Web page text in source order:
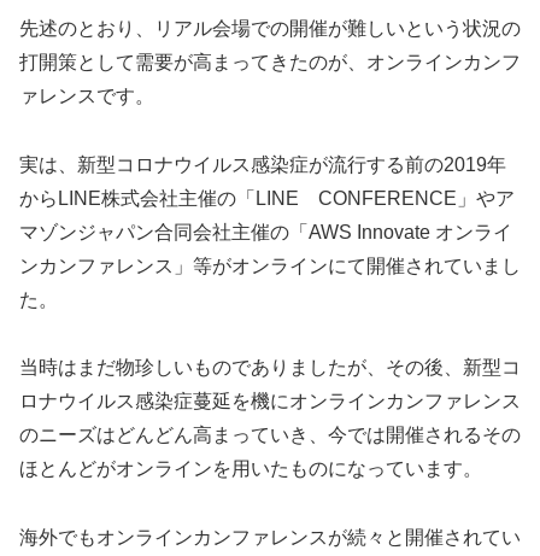
先述のとおり、リアル会場での開催が難しいという状況の
打開策として需要が高まってきたのが、オンラインカンフ
ァレンスです。
実は、新型コロナウイルス感染症が流行する前の2019年
からLINE株式会社主催の「LINE CONFERENCE」やア
マゾンジャパン合同会社主催の「AWS Innovate オンライ
ンカンファレンス」等がオンラインにて開催されていまし
た。
当時はまだ物珍しいものでありましたが、その後、新型コ
ロナウイルス感染症蔓延を機にオンラインカンファレンス
のニーズはどんどん高まっていき、今では開催されるその
ほとんどがオンラインを用いたものになっています。
海外でもオンラインカンファレンスが続々と開催されてい